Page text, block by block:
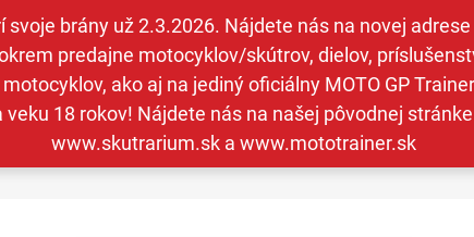
brány už 2.3.2026. Nájdete nás na novej
predajne motocyklov/skútrov, dielov,
ako aj na jediný oficiálny MOTO GP
18 rokov! Nájdete nás na našej pôvodnej
www.skutrarium.sk a www.mototrainer.sk